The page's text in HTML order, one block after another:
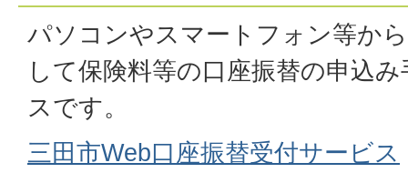
パソコンやスマートフォン等か
して保険料等の口座振替の申込
スです。
三田市Web口座振替受付サービス